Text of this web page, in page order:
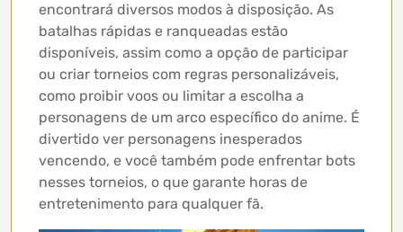
encontrará diversos modos à disposição. As
batalhas rápidas e ranqueadas estão
disponíveis, assim como a opção de participar
ou criar torneios com regras personalizáveis,
como proibir voos ou limitar a escolha a
personagens de um arco específico do anime. É
divertido ver personagens inesperados
vencendo, e você também pode enfrentar bots
nesses torneios, o que garante horas de
entretenimento para qualquer fã.